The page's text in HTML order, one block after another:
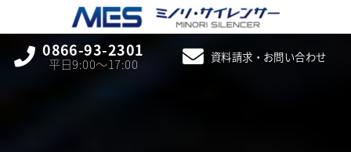
0866-93-2301
平日9:00〜17:00 資料請求・お問い合わせ